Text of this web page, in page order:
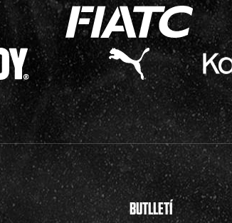
BUTLLETÍ